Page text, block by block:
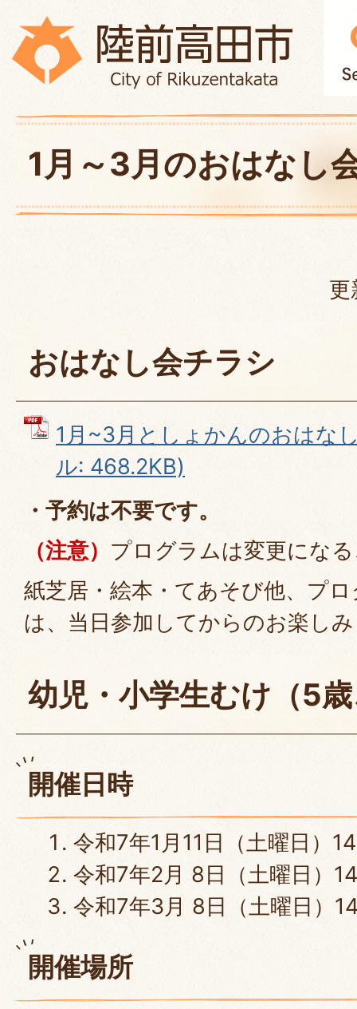
1月～3月のおはなし
更
おはなし会チラシ
1月~3月としょかんのおはな
ル: 468.2KB)
・予約は不要です。
（注意） プログラムは変更にな
紙芝居・絵本・てあそび他、プ
は、当日参加してからのお楽し
幼児・小学生むけ（5
開催日時
令和7年1月11日（土曜日）
令和7年2月 8日（土曜日）
令和7年3月 8日（土曜日）
開催場所